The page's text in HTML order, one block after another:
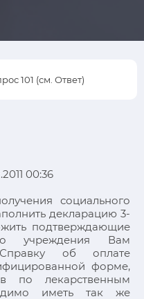
101 (см. Ответ)
00:36
социального
декларацию 3-
подтверждающие
учреждения Вам
об оплате
форме,
по лекарственным
иметь так же